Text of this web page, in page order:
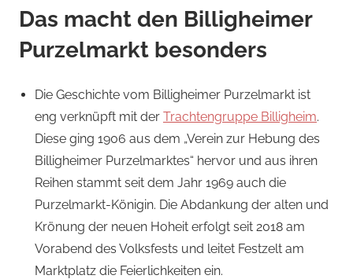
Das macht den Billigheimer
Purzelmarkt besonders
Die Geschichte vom Billigheimer Purzelmarkt ist
eng verknüpft mit der Trachtengruppe Billigheim.
Diese ging 1906 aus dem „Verein zur Hebung des
Billigheimer Purzelmarktes“ hervor und aus ihren
Reihen stammt seit dem Jahr 1969 auch die
Purzelmarkt-Königin. Die Abdankung der alten und
Krönung der neuen Hoheit erfolgt seit 2018 am
Vorabend des Volksfests und leitet Festzelt am
Marktplatz die Feierlichkeiten ein.